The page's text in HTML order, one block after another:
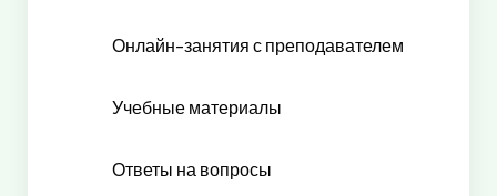
Онлайн-занятия с преподавателем
Учебные материалы
Ответы на вопросы